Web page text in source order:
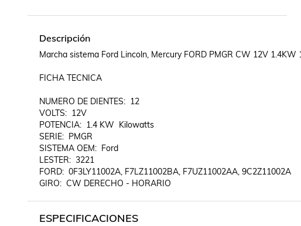
Descripción
Marcha sistema Ford Lincoln, Mercury FORD PMGR CW 12V 1.4KW
FICHA TECNICA
NUMERO DE DIENTES:  12
VOLTS:  12V
POTENCIA:  1.4 KW  Kilowatts
SERIE:  PMGR
SISTEMA OEM:  Ford
LESTER:  3221
FORD:  0F3LY11002A, F7LZ11002BA, F7UZ11002AA, 9C2Z11002A
GIRO:  CW DERECHO - HORARIO
ESPECIFICACIONES